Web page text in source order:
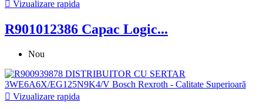
 Vizualizare rapida
R901012386 Capac Logic...
Nou
 Vizualizare rapida